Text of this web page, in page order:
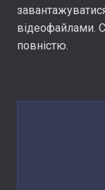
відеофайлами.
повністю.